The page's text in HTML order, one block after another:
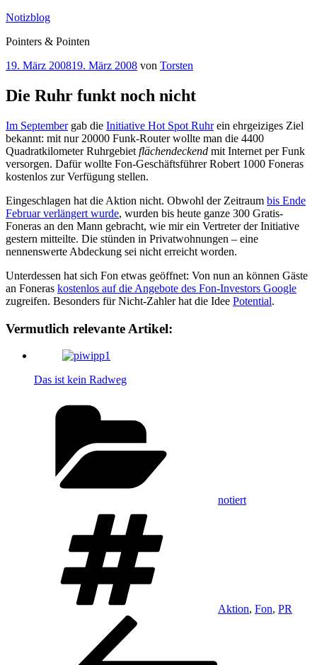
Zum
springen
Notizblog
Pointers & Pointen
Veröffentlicht
19. März 200819. März 2008 von Torsten
Die Ruhr funkt noch nicht
Im Septembergab die Initiative Hot Spot Ruhrein ehrgeiziges Ziel
bekannt: mit nur 20000 Funk-Router wollte man die 4400
Quadratkilometer Ruhrgebiet flächendeckend mit Internet per Funk
versorgen. Dafür wollte Fon-Geschäftsführer Robert 1000 Foneras
kostenlos zur Verfügung stellen.
Eingeschlagen hat die Aktion nicht. Obwohl der Zeitraum bis Ende
Februar verlängert wurde, wurden bis heute ganze 300 Gratis-
Foneras an den Mann gebracht, wie mir ein Vertreter der Initiative
gestern mitteilte. Die stünden in Privatwohnungen – eine
nennenswerte Abdeckung sei nicht erreicht worden.
Unterdessen hat sich Fon etwas geöffnet: Von nun an können Gäste
an Foneras kostenlos auf die Angebote des Fon-Investors Google
zugreifen. Besonders für Nicht-Zahler hat die Idee Potential.
Vermutlich relevante Artikel:
Das ist kein Radweg
notiert
Aktion, Fon, PR
Beitragsnavigation